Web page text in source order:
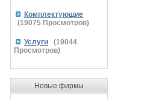
Комплектующие
(19075 Просмотров)
Услуги (19044
Просмотров)
Новые фирмы